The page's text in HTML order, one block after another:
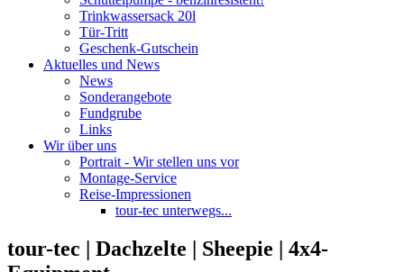
Trinkwassersack 20l
Tür-Tritt
Geschenk-Gutschein
Aktuelles und News
News
Sonderangebote
Fundgrube
Links
Wir über uns
Portrait - Wir stellen uns vor
Montage-Service
Reise-Impressionen
tour-tec unterwegs...
tour-tec | Dachzelte | Sheepie | 4x4-